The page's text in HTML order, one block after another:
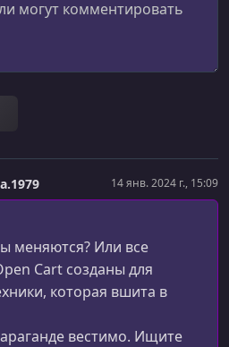
00:19:32
00:17:05
Часть 1
Часть 2
00:05:02
Часть 3
14 янв. 2024 г., 15:09
меняются? Или все
Cart созданы для
которая вшита в
вестимо. Ищите